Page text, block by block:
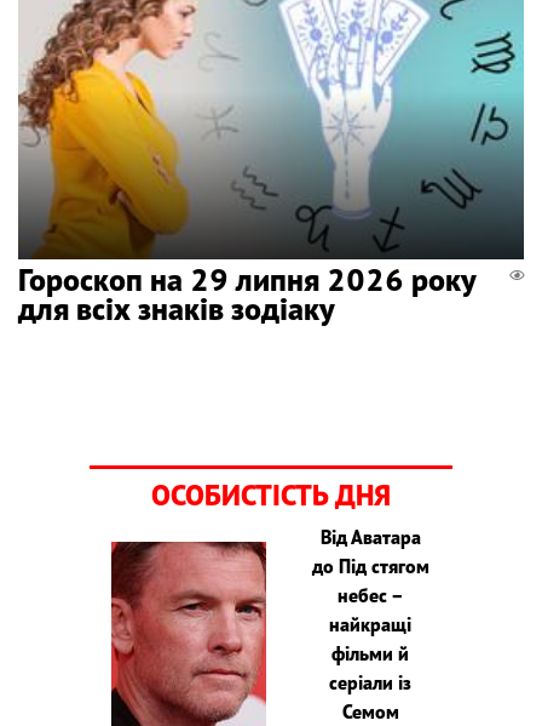
Гороскоп на 29 липня 2026 року
для всіх знаків зодіаку
ОСОБИСТІСТЬ ДНЯ
Від Аватара
до Під стягом
небес –
найкращі
фільми й
серіали із
Семом